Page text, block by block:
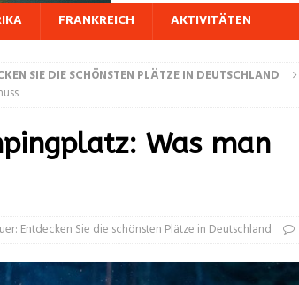
FRANKREICH AKTIVITÄTEN
SIE DIE SCHÖNSTEN PLÄTZE IN DEUTSCHLAND
Was man
Entdecken Sie die schönsten Plätze in Deutschland